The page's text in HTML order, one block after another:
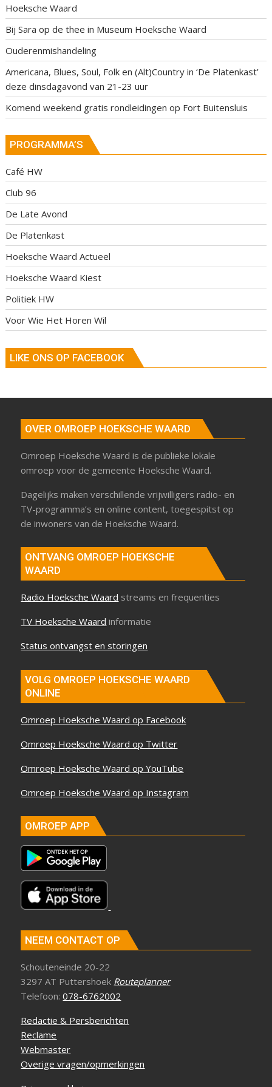
Hoeksche Waard
Bij Sara op de thee in Museum Hoeksche Waard
Ouderenmishandeling
Americana, Blues, Soul, Folk en (Alt)Country in ‘De Platenkast’
deze dinsdagavond van 21-23 uur
Komend weekend gratis rondleidingen op Fort Buitensluis
PROGRAMMA’S
Café HW
Club 96
De Late Avond
De Platenkast
Hoeksche Waard Actueel
Hoeksche Waard Kiest
Politiek HW
Voor Wie Het Horen Wil
LIKE ONS OP FACEBOOK
OVER OMROEP HOEKSCHE WAARD
Omroep Hoeksche Waard is de publieke lokale
omroep voor de gemeente Hoeksche Waard.
Dagelijks maken verschillende vrijwilligers radio- en
TV-programma’s en online content, toegespitst op
de inwoners van de Hoeksche Waard.
ONTVANG OMROEP HOEKSCHE
WAARD
Radio Hoeksche Waard streams en frequenties
TV Hoeksche Waard informatie
Status ontvangst en storingen
VOLG OMROEP HOEKSCHE WAARD
ONLINE
Omroep Hoeksche Waard op Facebook
Omroep Hoeksche Waard op Twitter
Omroep Hoeksche Waard op YouTube
Omroep Hoeksche Waard op Instagram
OMROEP APP
NEEM CONTACT OP
Schouteneinde 20-22
3297 AT Puttershoek Routeplanner
Telefoon:078-6762002
Redactie & Persberichten
Reclame
Webmaster
Overige vragen/opmerkingen